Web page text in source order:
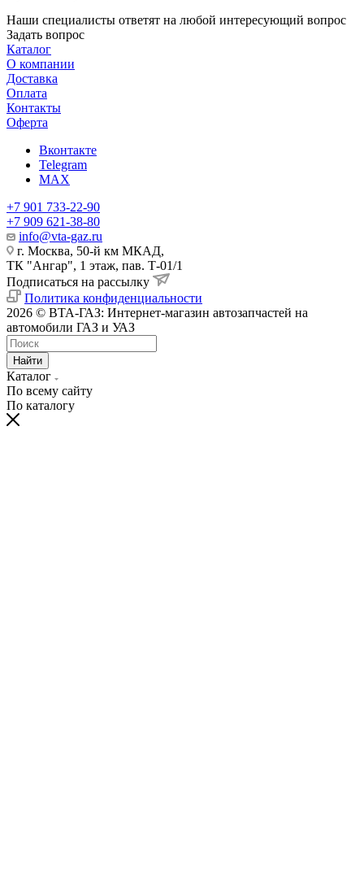
Наши специалисты ответят на любой интересующий вопрос
Задать вопрос
Каталог
О компании
Доставка
Оплата
Контакты
Оферта
Вконтакте
Telegram
MAX
+7 901 733-22-90
+7 909 621-38-80
info@vta-gaz.ru
г. Москва, 50-й км МКАД,
ТК "Ангар", 1 этаж, пав. Т-01/1
Подписаться на рассылку
Политика конфиденциальности
2026 © ВТА-ГАЗ: Интернет-магазин автозапчастей на
автомобили ГАЗ и УАЗ
Найти
Каталог
По всему сайту
По каталогу